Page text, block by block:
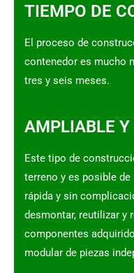
TIEMPO DE
El proceso de
contenedor es mucho
tres y seis meses.
AMPLIABLE
Este tipo de
terreno y es posible
rápida y sin
desmontar, reutilizar y
componentes
modular de piezas